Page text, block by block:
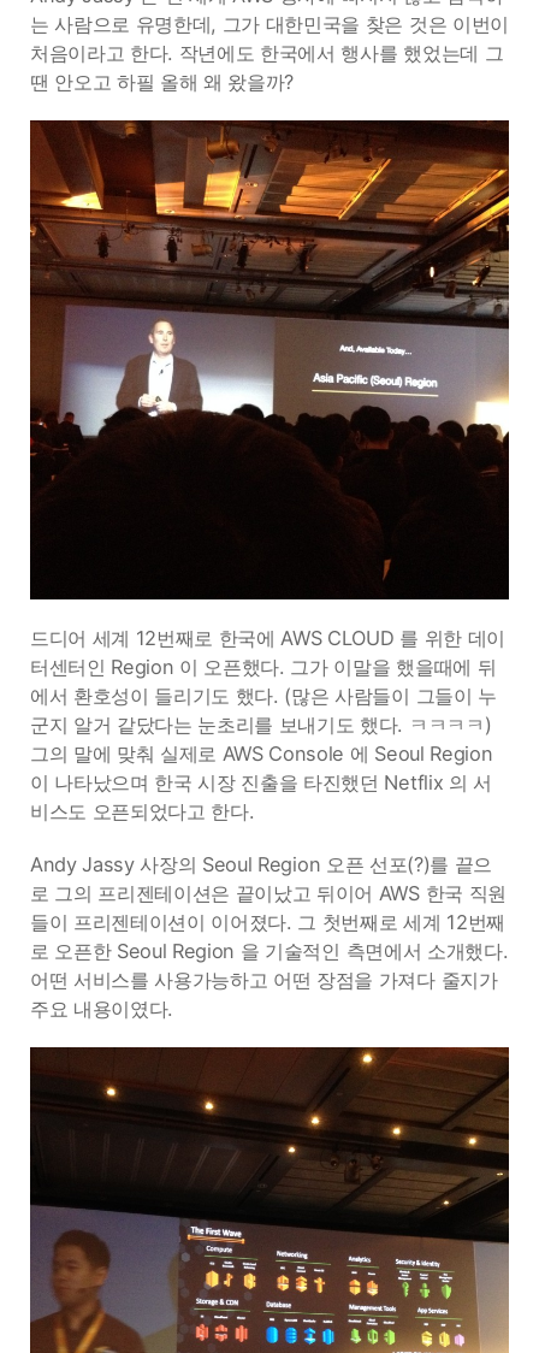
는 사람으로 유명한데, 그가 대한민국을 찾은 것은 이번이
처음이라고 한다. 작년에도 한국에서 행사를 했었는데 그
땐 안오고 하필 올해 왜 왔을까?
드디어 세계 12번째로 한국에 AWS CLOUD 를 위한 데이
터센터인 Region 이 오픈했다. 그가 이말을 했을때에 뒤
에서 환호성이 들리기도 했다. (많은 사람들이 그들이 누
군지 알거 같닸다는 눈초리를 보내기도 했다. ㅋㅋㅋㅋ)
그의 말에 맞춰 실제로 AWS Console 에 Seoul Region
이 나타났으며 한국 시장 진출을 타진했던 Netflix 의 서
비스도 오픈되었다고 한다.
Andy Jassy 사장의 Seoul Region 오픈 선포(?)를 끝으
로 그의 프리젠테이션은 끝이났고 뒤이어 AWS 한국 직원
들이 프리젠테이션이 이어졌다. 그 첫번째로 세계 12번째
로 오픈한 Seoul Region 을 기술적인 측면에서 소개했다.
어떤 서비스를 사용가능하고 어떤 장점을 가져다 줄지가
주요 내용이였다.